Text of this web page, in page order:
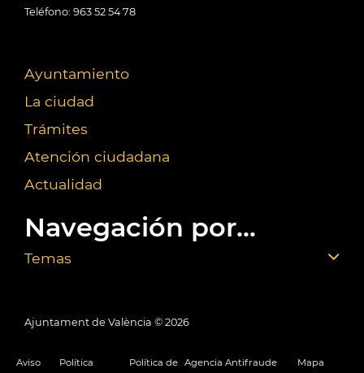
Teléfono: 963 52 54 78
Ayuntamiento
La ciudad
Trámites
Atención ciudadana
Actualidad
Navegación por...
Temas
Ajuntament de València © 2026
Aviso
Política
Política de Agencia Antifraude
Mapa